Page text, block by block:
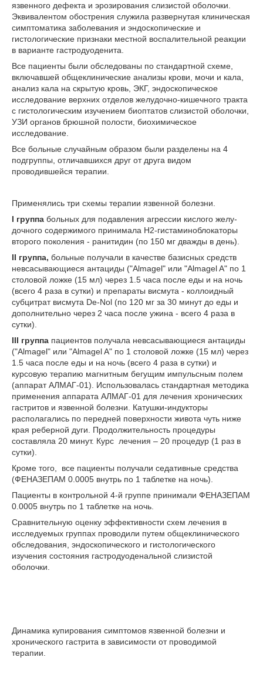
язвенного дефекта и эрозирования слизистой оболочки.
Эквивалентом обострения служила развернутая клиническая
симптоматика заболевания и эндоскопические и
гистологические признаки местной воспалительной реакции
в варианте гастродуоденита.
Все пациенты были обследованы по стандартной схеме,
включавшей общеклинические анализы крови, мочи и кала,
анализ кала на скрытую кровь, ЭКГ, эндоскопическое
исследование верхних отделов желудочно-кишечного тракта
с гистологическим изучением биоптатов слизистой оболочки,
УЗИ органов брюшной полости, биохимическое
исследование.
Все больные случайным образом были разделены на 4
подгруппы, отличавшихся друг от друга видом
проводившейся терапии.
Применялись три схемы терапии язвенной бо­лезни.
I группа больных для подавления агрессии кислого желу­
дочного содержимого принимала Н2-гистаминоблокаторы
второго поко­ления - ранитидин (по 150 мг дважды в день).
II группа, больные получали в качестве базисных средств
невсасывающиеся антациды ("Almagel" или "Almagel A" по 1
столовой ложке (15 мл) через 1.5 часа после еды и на ночь
(всего 4 раза в сутки) и препараты висмута - колло­идный
субцитрат висмута De-Nol (по 120 мг за 30 минут до еды и
дополнительно через 2 часа после ужина - всего 4 раза в
сутки).
III группа пациентов получала невсасывающиеся антациды
("Almagel" или "Almagel A" по 1 столовой ложке (15 мл) через
1.5 часа после еды и на ночь (всего 4 раза в сутки) и
курсовую терапию магнитным бегущим импульсным полем
(аппарат АЛМАГ-01). Использовалась стандартная методика
применения аппарата АЛМАГ-01 для лечения хронических
гастритов и язвенной болезни. Катушки-индукторы
располагались по передней поверхности живота чуть ниже
края реберной дуги. Продолжительность процедуры
составляла 20 минут. Курс лечения – 20 процедур (1 раз в
сутки).
Кроме того, все пациенты получали седативные средства
(ФЕНАЗЕПАМ 0.0005 внутрь по 1 таблетке на ночь).
Пациенты в контрольной 4-й группе принимали ФЕНАЗЕПАМ
0.0005 внутрь по 1 таблетке на ночь.
Сравнительную оценку эффективности схем лечения в
исследуе­мых группах проводили путем общеклинического
обследования, эн­доскопического и гистологического
изучения состояния гастродуоденальной слизистой
оболочки.
Динамика купирования симптомов язвенной болезни и
хронического гастрита в зависимости от проводимой
терапии.